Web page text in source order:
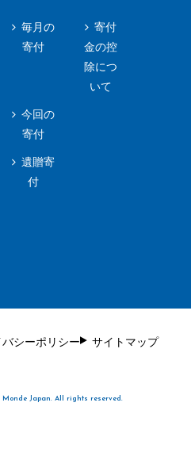
毎月の
寄付
今回の
寄付
遺贈寄
付
寄付
金の控
除につ
いて
バシーポリシー サイトマップ
Monde Japan. All rights reserved.